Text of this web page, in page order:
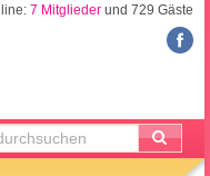
7 Mitglieder und 729 Gäste